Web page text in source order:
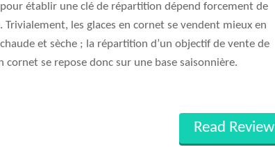
établir une clé de répartition dépend forcement de
Trivialement, les glaces en cornet se vendent mieux en
et sèche ; la répartition d’un objectif de vente de
cornet se repose donc sur une base saisonnière.
Read Review